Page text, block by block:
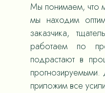
Мы понимаем, что
мы находим
заказчика,
работаем по
подрастают в
приложим все